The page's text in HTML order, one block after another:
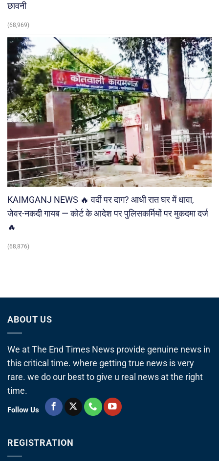
छावनी
(68,969)
KAIMGANJ NEWS 🔥 वर्दी पर दाग? आधी रात घर में धावा,
जेवर-नकदी गायब — कोर्ट के आदेश पर पुलिसकर्मियों पर मुकदमा दर्ज
🔥
(68,876)
ABOUT US
We at The End Times News provide genuine news in
this critical time. where getting true news is very
rare. we do our best to give u real news at the right
time.
Follow Us
REGISTRATION